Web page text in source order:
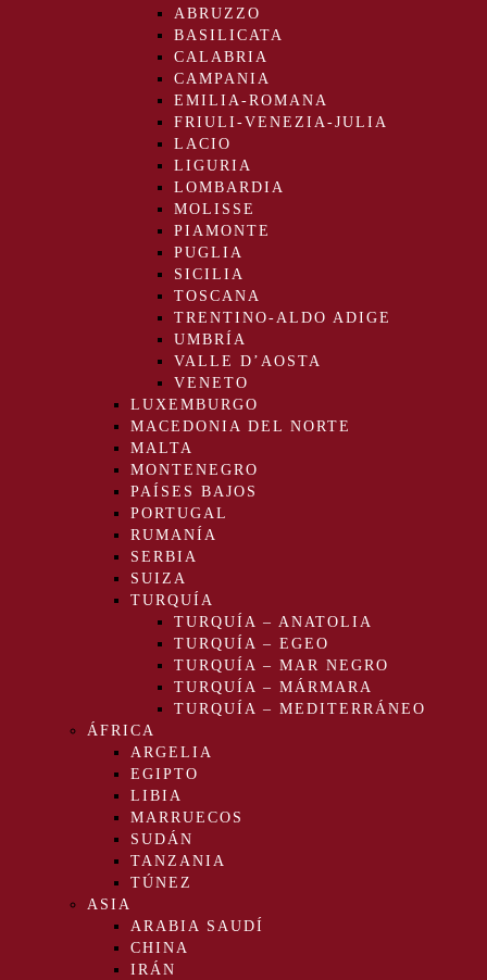
ABRUZZO
BASILICATA
CALABRIA
CAMPANIA
EMILIA-ROMANA
FRIULI-VENEZIA-JULIA
LACIO
LIGURIA
LOMBARDIA
MOLISSE
PIAMONTE
PUGLIA
SICILIA
TOSCANA
TRENTINO-ALDO ADIGE
UMBRÍA
VALLE D’AOSTA
VENETO
LUXEMBURGO
MACEDONIA DEL NORTE
MALTA
MONTENEGRO
PAÍSES BAJOS
PORTUGAL
RUMANÍA
SERBIA
SUIZA
TURQUÍA
TURQUÍA – ANATOLIA
TURQUÍA – EGEO
TURQUÍA – MAR NEGRO
TURQUÍA – MÁRMARA
TURQUÍA – MEDITERRÁNEO
ÁFRICA
ARGELIA
EGIPTO
LIBIA
MARRUECOS
SUDÁN
TANZANIA
TÚNEZ
ASIA
ARABIA SAUDÍ
CHINA
IRÁN